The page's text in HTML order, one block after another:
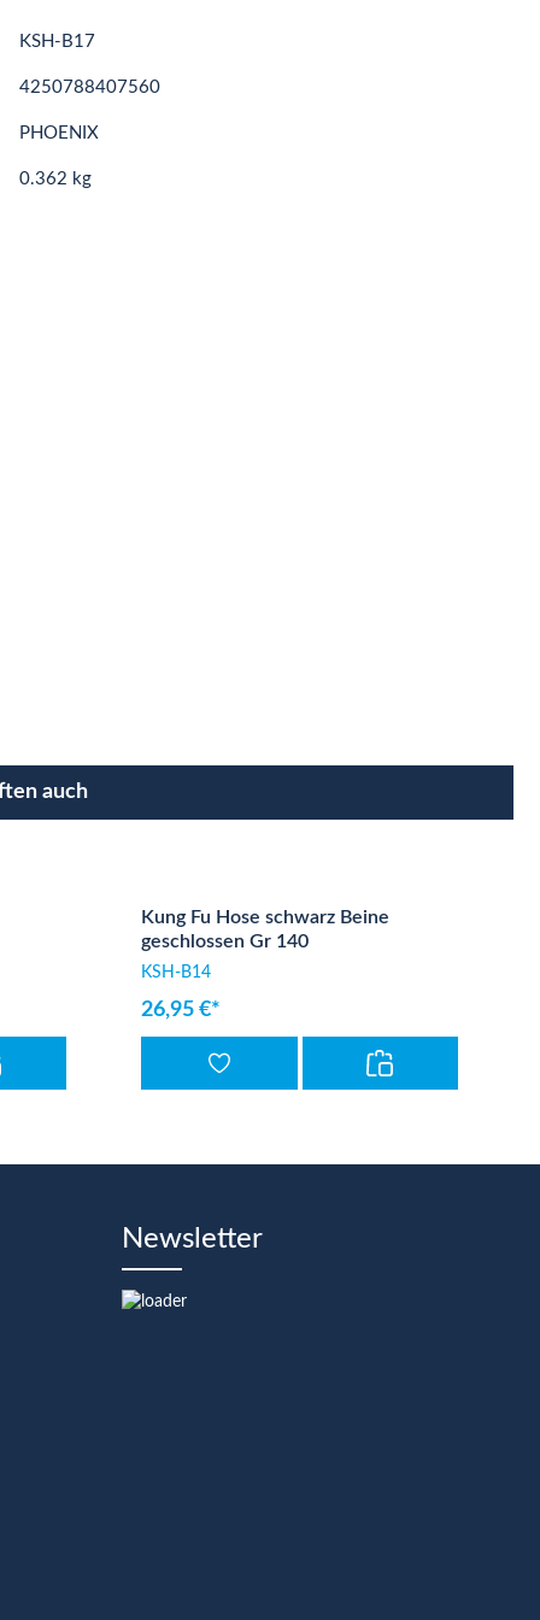
KSH-B17
4250788407560
PHOENIX
0.362 kg
auch
Kung Fu Hose schwarz Beine
geschlossen Gr 140
KSH-B14
26,95 €*
Newsletter